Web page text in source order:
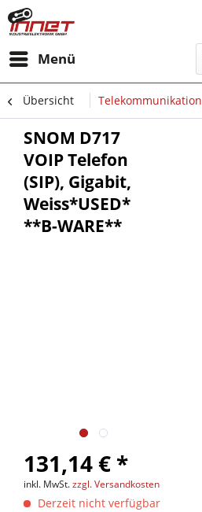
Menü
Übersicht Telekommunikation
SNOM D717
VOIP Telefon
(SIP), Gigabit,
Weiss*USED*
**B-WARE**
131,14 € *
inkl. MwSt.zzgl. Versandkosten
Derzeit nicht verfügbar